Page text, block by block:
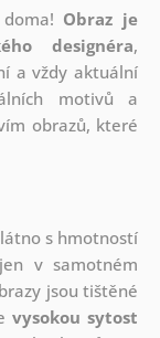
Obraz je
designéra,
a vždy aktuální
motivů a
obrazů, které
s hmotností
v samotném
jsou tištěné
vysokou sytost